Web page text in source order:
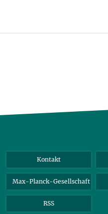
Kontakt
Max-Planck-Gesellschaft
RSS